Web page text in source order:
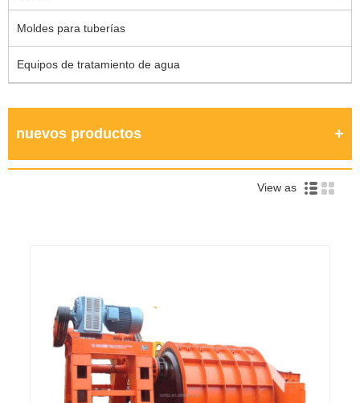
Moldes para tuberías
Equipos de tratamiento de agua
nuevos productos
View as